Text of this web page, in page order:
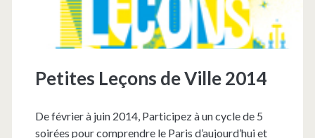
programme
d’étude
dans
Petites Leçons de Ville 2014
De février à juin 2014, Participez à un cycle de 5
soirées pour comprendre le Paris d’aujourd’hui et